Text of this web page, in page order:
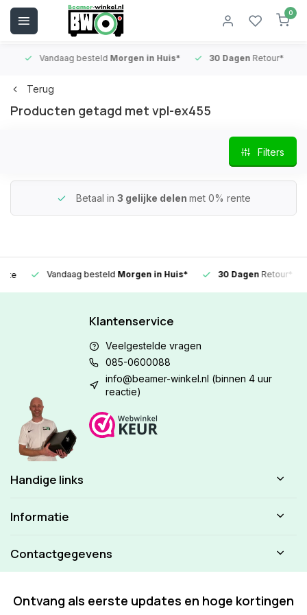
0
Vandaag besteldMorgen in Huis* 30 DagenRetour*
Terug
Producten getagd met vpl-ex455
Filters
Betaal in 3 gelijke delen met 0% rente
Vandaag besteldMorgen in Huis* 30 DagenRetour*
Klantenservice
Veelgestelde vragen
085-0600088
info@beamer-winkel.nl (binnen 4 uur
reactie)
Handige links
Informatie
Contactgegevens
Ontvang als eerste updates en hoge kortingen